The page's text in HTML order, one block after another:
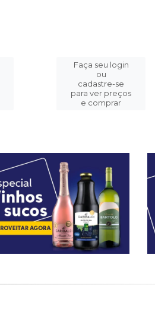
Faça seu login
ou
cadastre-se
para ver preços
e comprar